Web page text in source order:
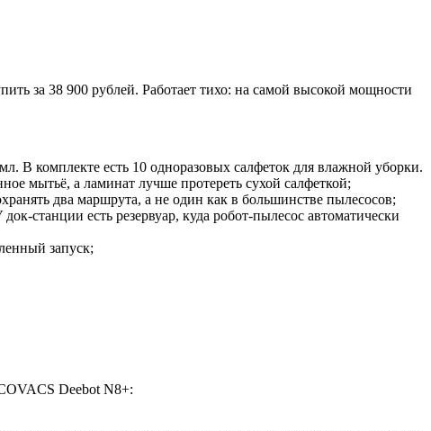
за 38 900 рублей. Работает тихо: на самой высокой мощности
В комплекте есть 10 одноразовых салфеток для влажной уборки.
мытьё, а ламинат лучше протереть сухой салфеткой;
два маршрута, а не один как в большинстве пылесосов;
станции есть резервуар, куда робот-пылесос автоматически
запуск;
Deebot N8+: